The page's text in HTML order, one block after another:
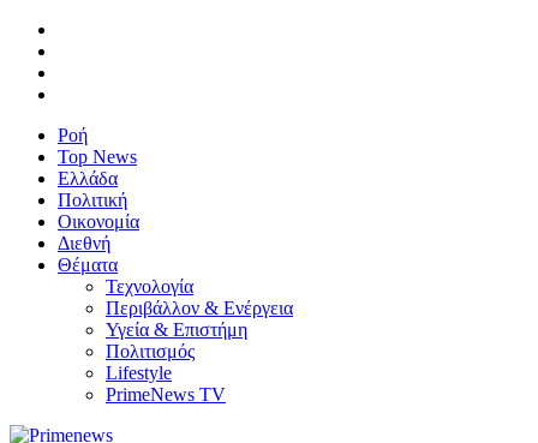
Ροή
Top News
Ελλάδα
Πολιτική
Οικονομία
Διεθνή
Θέματα
Τεχνολογία
Περιβάλλον & Ενέργεια
Υγεία & Επιστήμη
Πολιτισμός
Lifestyle
PrimeNews TV